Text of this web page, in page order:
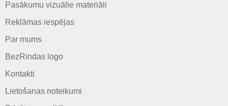
Pasākumu vizuālie materiāli
Reklāmas iespējas
Par mums
BezRindas logo
Kontakti
Lietošanas noteikumi